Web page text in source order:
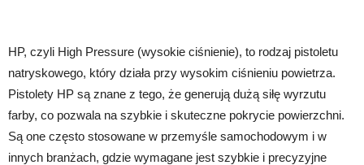
HP, czyli High Pressure (wysokie ciśnienie), to rodzaj pistoletu
natryskowego, który działa przy wysokim ciśnieniu powietrza.
Pistolety HP są znane z tego, że generują dużą siłę wyrzutu
farby, co pozwala na szybkie i skuteczne pokrycie powierzchni.
Są one często stosowane w przemyśle samochodowym i w
innych branżach, gdzie wymagane jest szybkie i precyzyjne